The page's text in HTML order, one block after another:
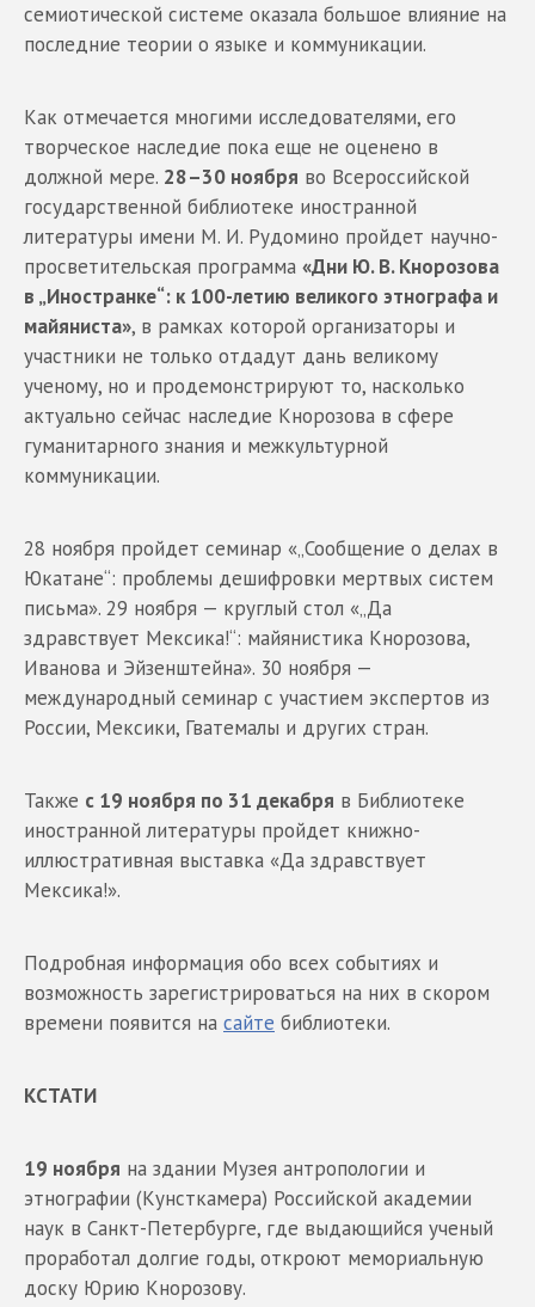
семиотической системе оказала большое влияние на
последние теории о языке и коммуникации.
Как отмечается многими исследователями, его
творческое наследие пока еще не оценено в
должной мере. 28–30 ноября во Всероссийской
государственной библиотеке иностранной
литературы имени М. И. Рудомино пройдет научно-
просветительская программа «Дни Ю. В. Кнорозова
в „Иностранке“: к 100-летию великого этнографа и
майяниста», в рамках которой организаторы и
участники не только отдадут дань великому
ученому, но и продемонстрируют то, насколько
актуально сейчас наследие Кнорозова в сфере
гуманитарного знания и межкультурной
коммуникации.
28 ноября пройдет семинар «„Сообщение о делах в
Юкатане“: проблемы дешифровки мертвых систем
письма». 29 ноября — круглый стол «„Да
здравствует Мексика!“: майянистика Кнорозова,
Иванова и Эйзенштейна». 30 ноября —
международный семинар с участием экспертов из
России, Мексики, Гватемалы и других стран.
Также с 19 ноября по 31 декабря в Библиотеке
иностранной литературы пройдет книжно-
иллюстративная выставка «Да здравствует
Мексика!».
Подробная информация обо всех событиях и
возможность зарегистрироваться на них в скором
времени появится на сайте библиотеки.
КСТАТИ
19 ноября на здании Музея антропологии и
этнографии (Кунсткамера) Российской академии
наук в Санкт-Петербурге, где выдающийся ученый
проработал долгие годы, откроют мемориальную
доску Юрию Кнорозову.